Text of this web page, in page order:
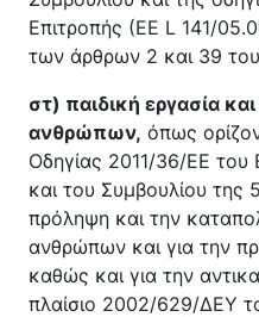
Επιτροπής (ΕΕ L 141/
των άρθρων 2 και 39
στ) παιδική εργασία
ανθρώπων, όπως
Οδηγίας 2011/36/ΕΕ του
και του Συμβουλίου της
πρόληψη και την
ανθρώπων και για την
καθώς και για την
πλαίσιο 2002/629/ΔΕΥ